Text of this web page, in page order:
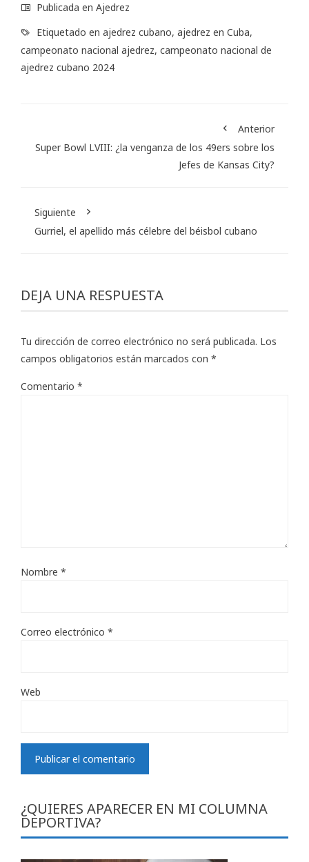
Publicada en Ajedrez
Etiquetado en ajedrez cubano, ajedrez en Cuba,
campeonato nacional ajedrez, campeonato nacional de
ajedrez cubano 2024
Anterior
Super Bowl LVIII: ¿la venganza de los 49ers sobre los
Jefes de Kansas City?
Siguiente
Gurriel, el apellido más célebre del béisbol cubano
DEJA UNA RESPUESTA
Tu dirección de correo electrónico no será publicada. Los
campos obligatorios están marcados con *
Comentario *
Nombre *
Correo electrónico *
Web
¿QUIERES APARECER EN MI COLUMNA
DEPORTIVA?